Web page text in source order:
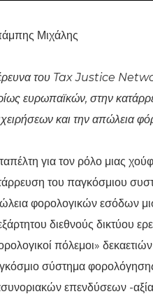
Μιχάλης
του Tax Justice
ευρωπαϊκών, στην
και την απώλεια
για τον ρόλο μιας
του παγκόσμιου
φορολογικών εσόδων
διεθνούς δικτύου
πόλεμοι»
σύστημα
επενδύσεων -